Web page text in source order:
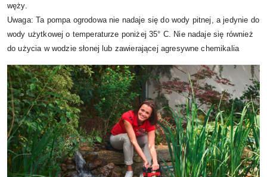
węży.
Uwaga: Ta pompa ogrodowa nie nadaje się do wody pitnej, a jedynie do
wody użytkowej o temperaturze poniżej 35° C. Nie nadaje się również
do użycia w wodzie słonej lub zawierającej agresywne chemikalia